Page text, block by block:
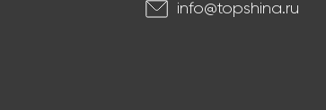
info@topshina.ru